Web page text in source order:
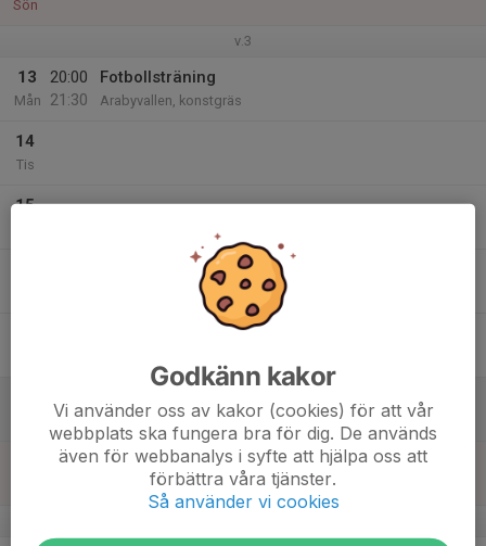
Sön
v.3
13
Mån
20:00
21:30
Fotbollsträning
Arabyvallen, konstgräs
14
Tis
15
Fotbollsträning
Arabyvallen, konstgräs
Godkänn kakor
Vi använder oss av kakor (cookies) för att vår
webbplats ska fungera bra för dig. De används
även för webbanalys i syfte att hjälpa oss att
förbättra våra tjänster.
Så använder vi cookies